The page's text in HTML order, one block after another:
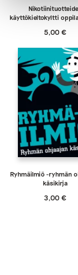
käyttökieltokyltti
5,00€
Ryhmäilmiö -ryhmän
käsikirja
3,00€